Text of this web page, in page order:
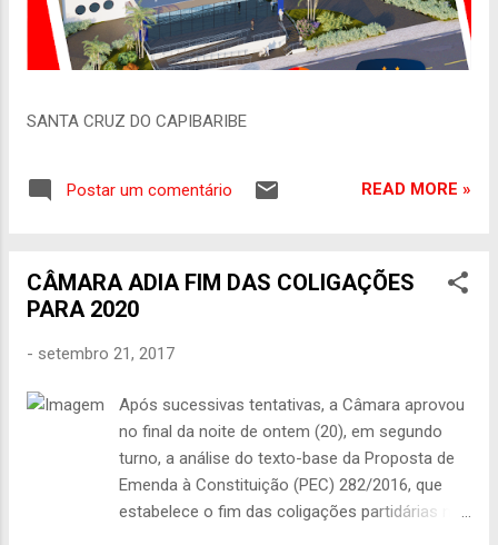
SANTA CRUZ DO CAPIBARIBE
Postar um comentário READ MORE »
CÂMARA ADIA FIM DAS COLIGAÇÕES
PARA 2020
- setembro 21, 2017
Após sucessivas tentativas, a Câmara aprovou
no final da noite de ontem (20), em segundo
turno, a análise do texto-base da Proposta de
Emenda à Constituição (PEC) 282/2016, que
estabelece o fim das coligações partidárias nas